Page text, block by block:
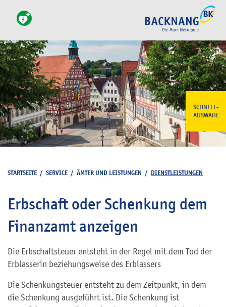
SCHNELL-
AUSWAHL
STARTSEITE / SERVICE / ÄMTER UND LEISTUNGEN / DIENSTLEISTUNGEN
Erbschaft oder Schenkung dem
Finanzamt anzeigen
Die Erbschaftsteuer entsteht in der Regel mit dem Tod der
Erblasserin beziehungsweise des Erblassers
Die Schenkungsteuer entsteht zu dem Zeitpunkt, in dem
die Schenkung ausgeführt ist. Die Schenkung ist